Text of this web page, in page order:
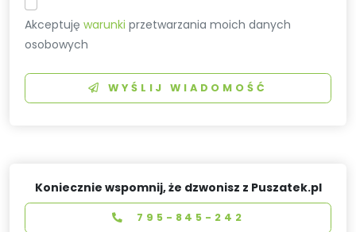
Akceptujęwarunki przetwarzania moich danych
osobowych
WYŚLIJ WIADOMOŚĆ
Koniecznie wspomnij, że dzwonisz z Puszatek.pl
795-845-242